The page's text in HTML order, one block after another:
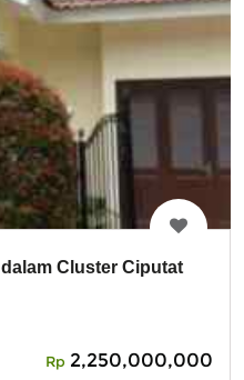
Cluster Ciputat
Rp 2,250,000,000